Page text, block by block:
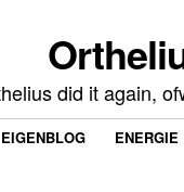
did it again,
EIGENBLOG
ENERGIE